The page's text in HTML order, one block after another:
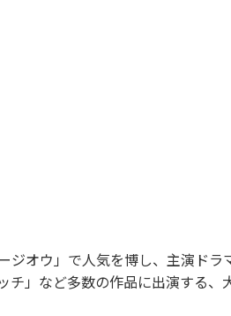
ジオウ」で人気を博し、主演ドラ
チ」など多数の作品に出演する、